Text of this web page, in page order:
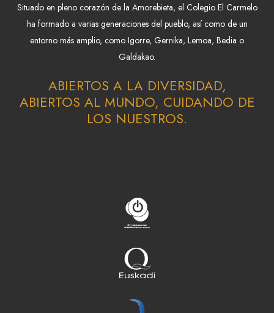
Situado en pleno corazón de la Amorebieta, el Colegio El Carmelo
ha formado a varias generaciones del pueblo, así como de un
entorno más amplio, como Igorre, Gernika, Lemoa, Bedia o
Galdakao.
ABIERTOS A LA DIVERSIDAD,
ABIERTOS AL MUNDO, CUIDANDO DE
LOS NUESTROS.